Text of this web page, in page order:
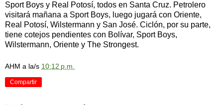
Sport Boys y Real Potosí, todos en Santa Cruz. Petrolero
visitará mañana a Sport Boys, luego jugará con Oriente,
Real Potosí, Wilstermann y San José. Ciclón, por su parte,
tiene cotejos pendientes con Bolívar, Sport Boys,
Wilstermann, Oriente y The Strongest.
AHM a la/s 10:12 p.m.
Compartir